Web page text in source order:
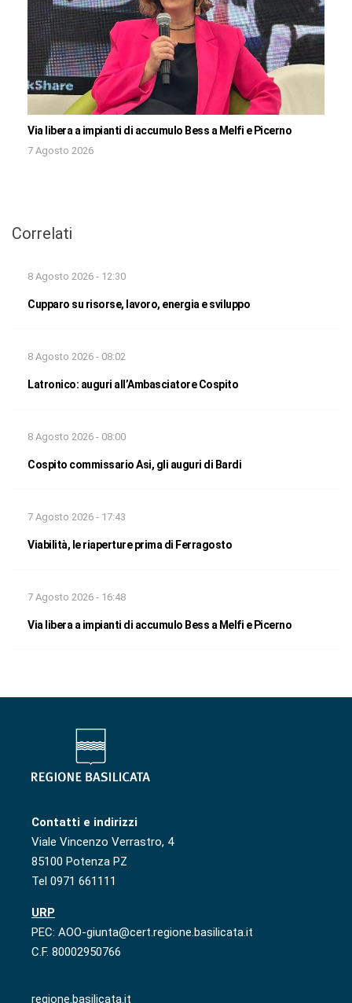
Via libera a impianti di accumulo Bess a Melfi e Picerno
7 Agosto 2026
Correlati
8 Agosto 2026 - 12:30
Cupparo su risorse, lavoro, energia e sviluppo
8 Agosto 2026 - 08:02
Latronico: auguri all’Ambasciatore Cospito
8 Agosto 2026 - 08:00
Cospito commissario Asi, gli auguri di Bardi
7 Agosto 2026 - 17:43
Viabilità, le riaperture prima di Ferragosto
7 Agosto 2026 - 16:48
Via libera a impianti di accumulo Bess a Melfi e Picerno
Contatti e indirizzi
Viale Vincenzo Verrastro, 4
85100 Potenza PZ
Tel 0971 661111
URP
PEC: AOO-giunta@cert.regione.basilicata.it
C.F. 80002950766
regione.basilicata.it